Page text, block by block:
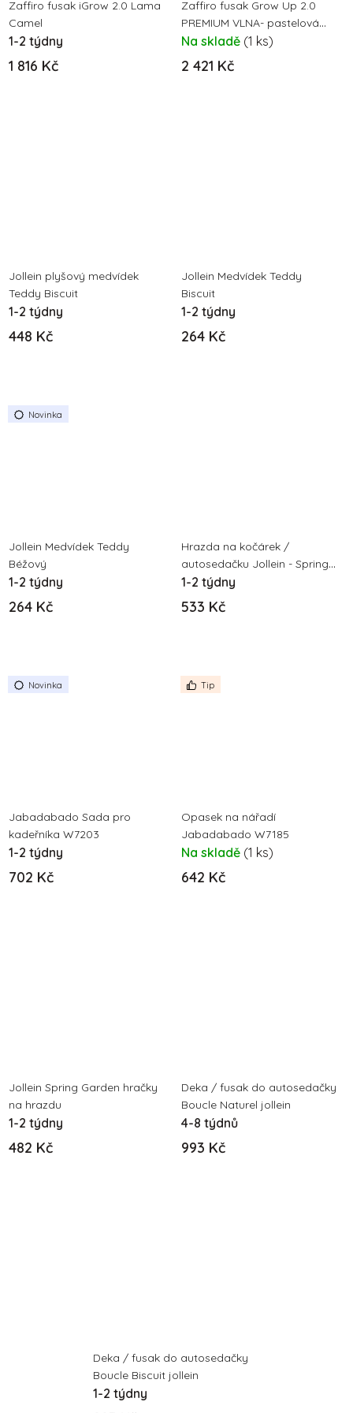
Zaffiro fusak iGrow 2.0 Lama
Camel
1-2 týdny
1 816 Kč
Zaffiro fusak Grow Up 2.0
PREMIUM VLNA- pastelová
černá
Na skladě (1 ks)
2 421 Kč
Jollein plyšový medvídek
Teddy Biscuit
1-2 týdny
448 Kč
Jollein Medvídek Teddy
Biscuit
1-2 týdny
264 Kč
Novinka
Jollein Medvídek Teddy
Béžový
1-2 týdny
264 Kč
Hrazda na kočárek /
autosedačku Jollein - Spring
Garden
1-2 týdny
533 Kč
Novinka
Jabadabado Sada pro
kadeřníka W7203
1-2 týdny
702 Kč
Tip
Opasek na nářadí
Jabadabado W7185
Na skladě (1 ks)
642 Kč
Jollein Spring Garden hračky
na hrazdu
1-2 týdny
482 Kč
Deka / fusak do autosedačky
Boucle Naturel jollein
4-8 týdnů
993 Kč
Deka / fusak do autosedačky
Boucle Biscuit jollein
1-2 týdny